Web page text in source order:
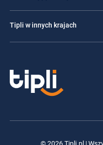
Tipli w innych krajach